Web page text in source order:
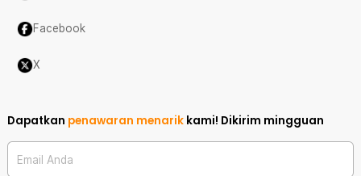
Facebook
X
Dapatkan penawaran menarik kami! Dikirim mingguan
Email Anda